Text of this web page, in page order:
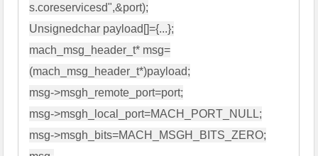
s.coreservicesd",&port);
Unsignedchar payload[]={...};
mach_msg_header_t* msg=
(mach_msg_header_t*)payload;
msg->msgh_remote_port=port;
msg->msgh_local_port=MACH_PORT_NULL;
msg->msgh_bits=MACH_MSGH_BITS_ZERO;